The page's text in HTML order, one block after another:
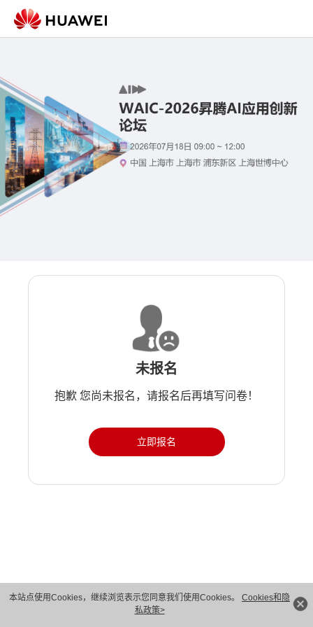
本站点使用Cookies，继续浏览表示您同意我们使用Cookies。 Cookies和隐
私政策>
未报名
抱歉 您尚未报名，请报名后再填写问卷！
立即报名
版权所有 © 华为技术有限公司 1998-2026。 保留一切权利。粤A2-20044005号
隐私保护
法律声明